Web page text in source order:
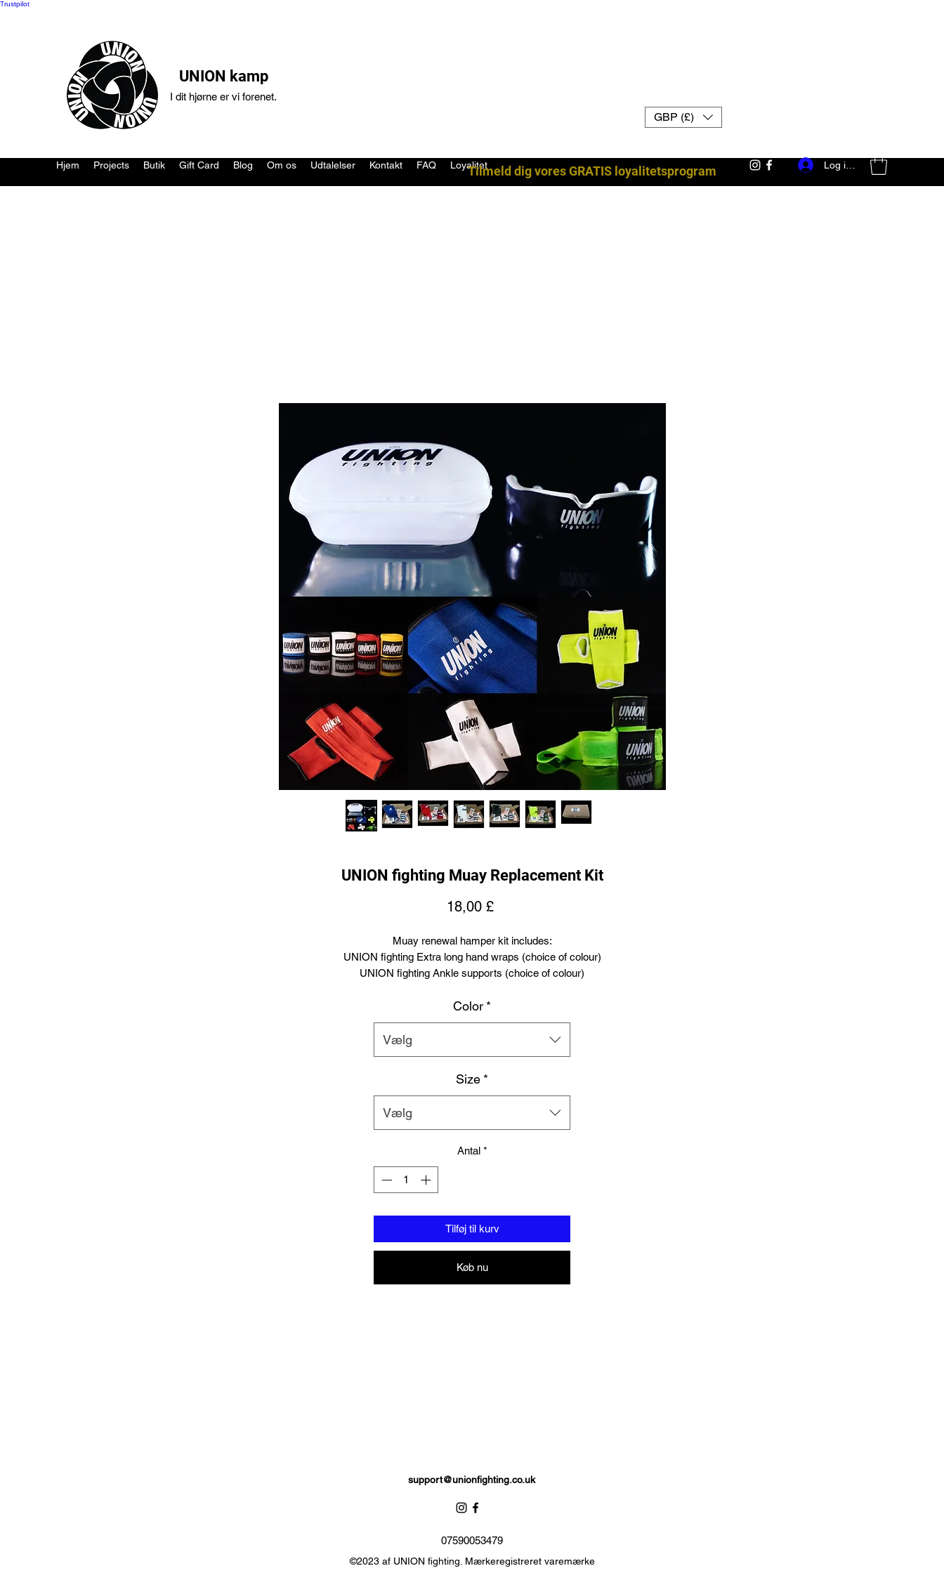
Trustpilot
UNION kamp
I dit hjørne er vi forenet.
GBP (£)
Hjem Projects Butik Gift Card Blog Om os Udtalelser Kontakt FAQ Loyalitet Log ind
Tilmeld dig vores GRATIS loyalitetsprogram
UNION fighting Muay Replacement Kit
18,00 £Pris
Muay renewal hamper kit includes:
UNION fighting Extra long hand wraps (choice of colour)
UNION fighting Ankle supports (choice of colour)
Free UK delivery
Color *
Vælg
Size *
Vælg
Antal *
Tilføj til kurv
Køb nu
support@unionfighting.co.uk
07590053479
©2023 af UNION fighting. Mærkeregistreret varemærke